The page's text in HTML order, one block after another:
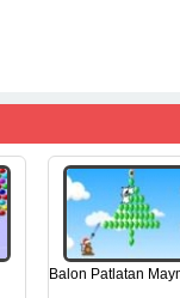
Balon Patlatan